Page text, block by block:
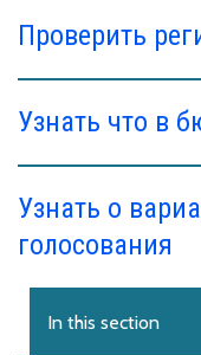
Проверить
Узнать что в
Узнать о
голосования
In this section